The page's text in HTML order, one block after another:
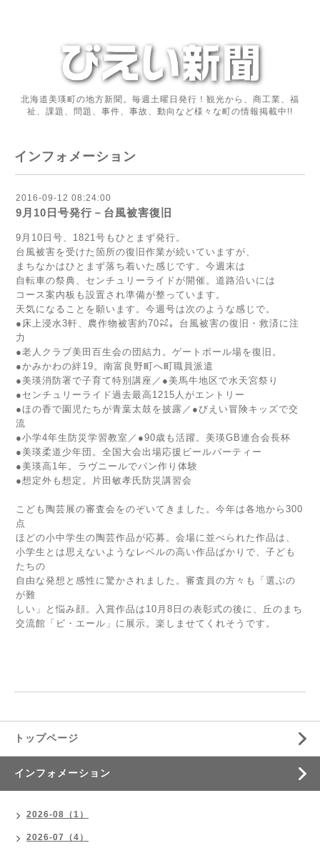
北海道美瑛町の地方新聞。毎週土曜日発行！観光から、商工業、福
祉、課題、問題、事件、事故、動向など様々な町の情報掲載中!!
インフォメーション
2016-09-12 08:24:00
9月10日号発行－台風被害復旧
9月10日号、1821号もひとまず発行。
台風被害を受けた箇所の復旧作業が続いていますが、
まちなかはひとまず落ち着いた感じです。今週末は
自転車の祭典、センチュリーライドが開催。道路沿いには
コース案内板も設置され準備が整っています。
天気になることを願います。今週号は次のような感じで。
●床上浸水3軒、農作物被害約70㌶。台風被害の復旧・救済に注
力
●老人クラブ美田百生会の団結力。ゲートボール場を復旧。
●かみかわの絆19。南富良野町へ町職員派遣
●美瑛消防署で子育て特別講座／●美馬牛地区で水天宮祭り
●センチュリーライド過去最高1215人がエントリー
●ほの香で園児たちが青葉太鼓を披露／●びえい冒険キッズで交
流
●小学4年生防災学習教室／●90歳も活躍。美瑛GB連合会長杯
●美瑛柔道少年団。全国大会出場応援ビールパーティー
●美瑛高1年。ラヴニールでパン作り体験
●想定外も想定。片田敏孝氏防災講習会
こども陶芸展の審査会をのぞいてきました。今年は各地から300
点
ほどの小中学生の陶芸作品が応募。会場に並べられた作品は、
小学生とは思えないようなレベルの高い作品ばかりで、子ども
たちの
自由な発想と感性に驚かされました。審査員の方々も「選ぶの
が難
しい」と悩み顔。入賞作品は10月8日の表彰式の後に、丘のまち
交流館「ビ・エール」に展示。楽しませてくれそうです。
トップページ
インフォメーション
2026-08（1）
2026-07（4）